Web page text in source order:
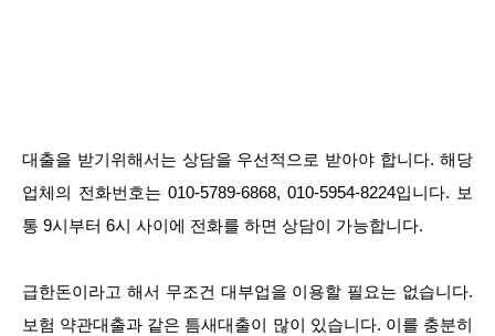
대출을 받기위해서는 상담을 우선적으로 받아야 합니다. 해당
업체의 전화번호는 010-5789-6868, 010-5954-8224입니다. 보
통 9시부터 6시 사이에 전화를 하면 상담이 가능합니다.
급한돈이라고 해서 무조건 대부업을 이용할 필요는 없습니다.
보험 약관대출과 같은 틈새대출이 많이 있습니다. 이를 충분히